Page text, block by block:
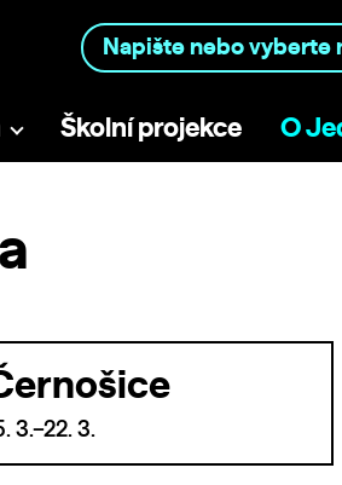
Školní projekce O
3.–22. 3.